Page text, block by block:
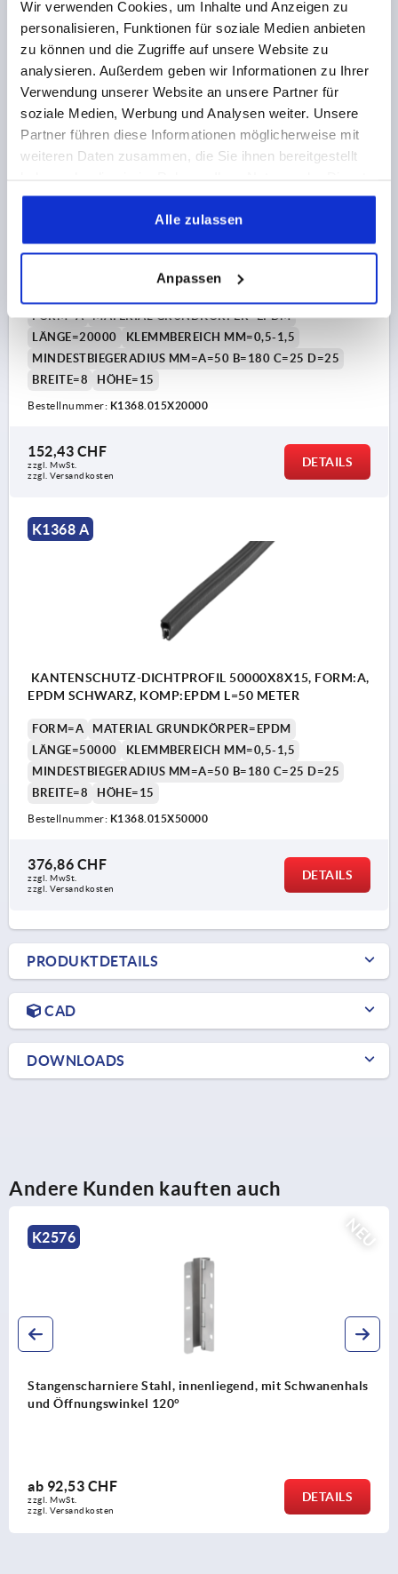
Wir verwenden Cookies, um Inhalte und Anzeigen zu
personalisieren, Funktionen für soziale Medien anbieten
zu können und die Zugriffe auf unsere Website zu
analysieren. Außerdem geben wir Informationen zu Ihrer
Verwendung unserer Website an unsere Partner für
soziale Medien, Werbung und Analysen weiter. Unsere
Partner führen diese Informationen möglicherweise mit
weiteren Daten zusammen, die Sie ihnen bereitgestellt
gesammelt haben.
Alle zulassen
Anpassen
77,61 CHF
zzgl. MwSt.
DETAILS
K1368 A
EPDM SCHWARZ, KOMP:EPDM L=20 METER
FORM=A
MATERIAL GRUNDKÖRPER=EPDM
LÄNGE=20000
KLEMMBEREICH MM=0,5-1,5
MINDESTBIEGERADIUS MM=A=50 B=180 C=25 D=25
BREITE=8
HÖHE=15
Bestellnummer: K1368.015X20000
152,43 CHF
zzgl. MwSt.
zzgl. Versandkosten
DETAILS
K1368 A
KANTENSCHUTZ-DICHTPROFIL 50000X8X15, FORM:A,
EPDM SCHWARZ, KOMP:EPDM L=50 METER
FORM=A
MATERIAL GRUNDKÖRPER=EPDM
LÄNGE=50000
KLEMMBEREICH MM=0,5-1,5
MINDESTBIEGERADIUS MM=A=50 B=180 C=25 D=25
BREITE=8
HÖHE=15
Bestellnummer: K1368.015X50000
376,86 CHF
zzgl. MwSt.
zzgl. Versandkosten
DETAILS
PRODUKTDETAILS
CAD
DOWNLOADS
Andere Kunden kauften auch
Stahl, innenliegend, mit Schwanenhals
120°
K2575
zzgl. MwSt.
zzgl.